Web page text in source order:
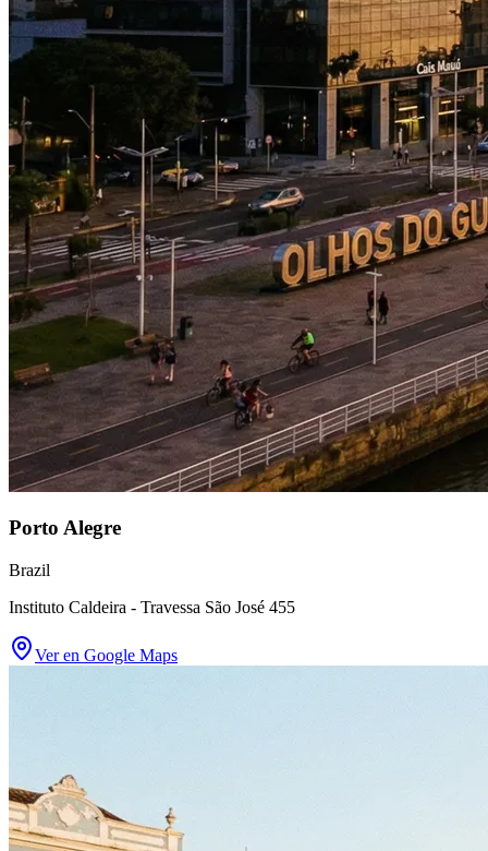
Porto Alegre
Brazil
Instituto Caldeira - Travessa São José 455
Ver en Google Maps